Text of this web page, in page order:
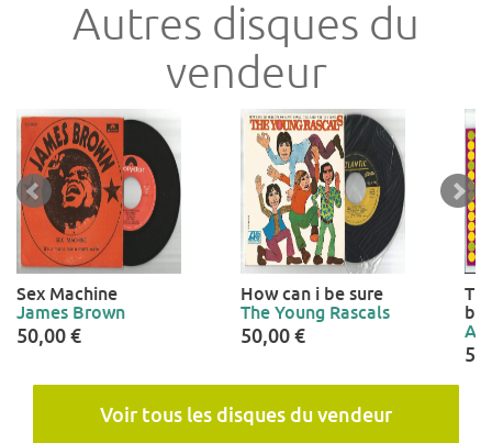
Autres disques du
vendeur
Sex Machine
James Brown
50,00 €
How can i be sure
The Young Rascals
50,00 €
Voir tous les disques du vendeur